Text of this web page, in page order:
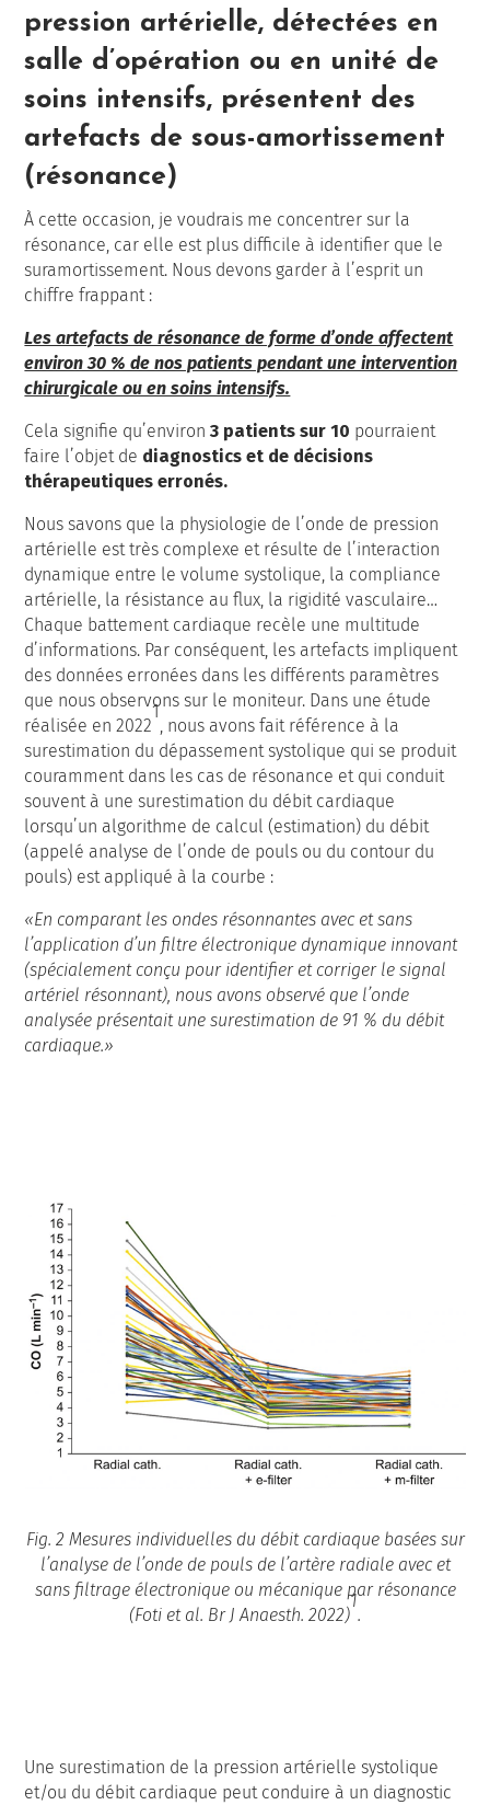
pression artérielle, détectées en
salle d’opération ou en unité de
soins intensifs, présentent des
artefacts de sous-amortissement
(résonance)
À cette occasion, je voudrais me concentrer sur la
résonance, car elle est plus difficile à identifier que le
suramortissement. Nous devons garder à l’esprit un
chiffre frappant :
Les artefacts de résonance de forme d’onde affectent
environ 30 % de nos patients pendant une intervention
chirurgicale ou en soins intensifs.
Cela signifie qu’environ3 patients sur 10 pourraient
faire l’objet de diagnostics et de décisions
thérapeutiques erronés.
Nous savons que la physiologie de l’onde de pression
artérielle est très complexe et résulte de l’interaction
dynamique entre le volume systolique, la compliance
artérielle, la résistance au flux, la rigidité vasculaire…
Chaque battement cardiaque recèle une multitude
d’informations. Par conséquent, les artefacts impliquent
des données erronées dans les différents paramètres
que nous observons sur le moniteur. Dans une étude
réalisée en 2022
1
, nous avons fait référence à la
surestimation du dépassement systolique qui se produit
couramment dans les cas de résonance et qui conduit
souvent à une surestimation du débit cardiaque
lorsqu’un algorithme de calcul (estimation) du débit
(appelé analyse de l’onde de pouls ou du contour du
pouls) est appliqué à la courbe :
«En comparant les ondes résonnantes avec et sans
l’application d’un filtre électronique dynamique innovant
(spécialement conçu pour identifier et corriger le signal
artériel résonnant), nous avons observé que l’onde
analysée présentait une surestimation de 91 % du débit
cardiaque.»
Fig. 2 Mesures individuelles du débit cardiaque basées sur
l’analyse de l’onde de pouls de l’artère radiale avec et
sans filtrage électronique ou mécanique par résonance
(Foti et al. Br J Anaesth. 2022)
1
.
Une surestimation de la pression artérielle systolique
et/ou du débit cardiaque peut conduire à un diagnostic